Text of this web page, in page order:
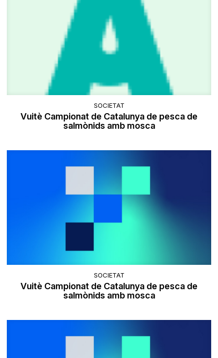
SOCIETAT
Vuitè Campionat de Catalunya de pesca de
salmònids amb mosca
SOCIETAT
Vuitè Campionat de Catalunya de pesca de
salmònids amb mosca